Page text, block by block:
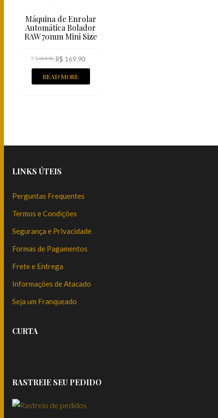
Máquina de Enrolar
Automática Bolador
RAW 70mm Mini Size
R$189,90 R$ 169,90
READ MORE
LINKS ÚTEIS
Perguntas Frequentes
Termos e Condições
Segurança e Privacidade
Formas de Pagamentos
Frete e Entrega
Informações de Atacado
Seja um Franqueado
CURTA
RASTREIE SEU PEDIDO